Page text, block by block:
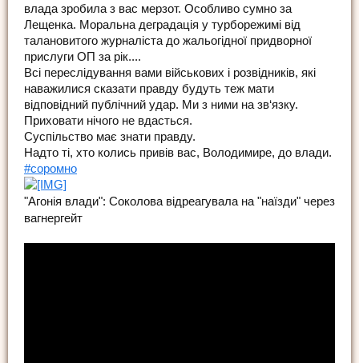
влада зробила з вас мерзот. Особливо сумно за
Лещенка. Моральна деградація у турборежимі від
талановитого журналіста до жальогідної придворної
прислуги ОП за рік....
Всі переслідування вами військових і розвідників, які
наважилися сказати правду будуть теж мати
відповідний публічний удар. Ми з ними на зв‘язку.
Приховати нічого не вдасться.
Суспільство має знати правду.
Надто ті, хто колись привів вас, Володимире, до влади.
#соромно
"Агонія влади": Соколова відреагувала на "наїзди" через
вагнергейт